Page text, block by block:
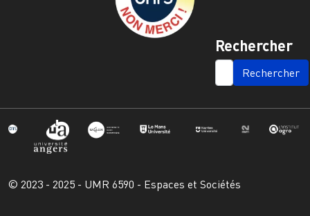
Rechercher
SEARCH
© 2023 - 2025 - UMR 6590 - Espaces et Sociétés